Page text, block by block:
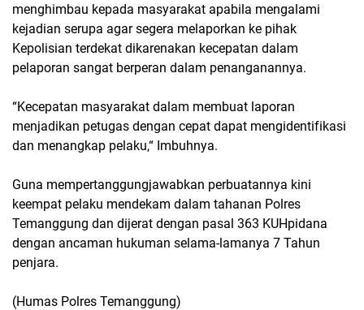
menghimbau kepada masyarakat apabila mengalami
kejadian serupa agar segera melaporkan ke pihak
Kepolisian terdekat dikarenakan kecepatan dalam
pelaporan sangat berperan dalam penanganannya.
“Kecepatan masyarakat dalam membuat laporan
menjadikan petugas dengan cepat dapat mengidentifikasi
dan menangkap pelaku,“ Imbuhnya.
Guna mempertanggungjawabkan perbuatannya kini
keempat pelaku mendekam dalam tahanan Polres
Temanggung dan dijerat dengan pasal 363 KUHpidana
dengan ancaman hukuman selama-lamanya 7 Tahun
penjara.
(Humas Polres Temanggung)